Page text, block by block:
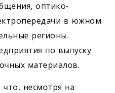
оптико-
в южном
регионы.
по выпуску
материалов.
несмотря на